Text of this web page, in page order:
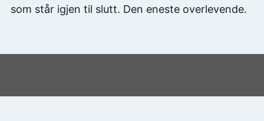
som står igjen til slutt. Den eneste overlevende.